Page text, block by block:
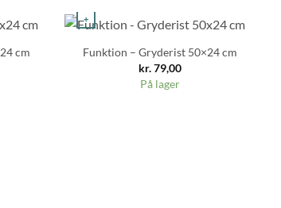
cm
+
Funktion – Gryderist 50×24 cm
kr.79,00
På lager